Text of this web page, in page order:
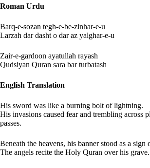
Roman Urdu
Barq-e-sozan tegh-e-be-zinhar-e-u
Larzah dar dasht o dar az yalghar-e-u
Zair-e-gardoon ayatullah rayash
Qudsiyan Quran sara bar turbatash
English Translation
His sword was like a burning bolt of lightning.
His invasions caused fear and trembling across
passes.
Beneath the heavens, his banner stood as a sign
The angels recite the Holy Quran over his grave.